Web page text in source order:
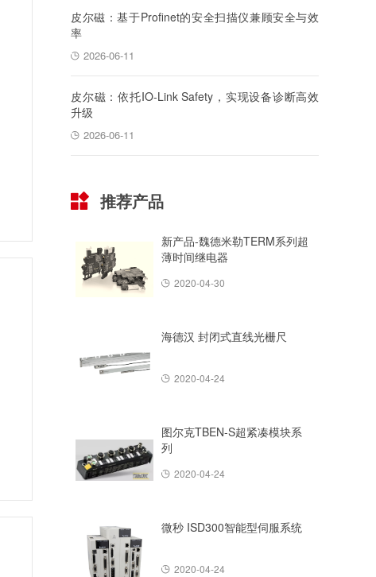
皮尔磁：基于Profinet的安全扫描仪兼顾安全与效
率
2026-06-11
皮尔磁：依托IO-Link Safety，实现设备诊断高效
升级
2026-06-11
推荐产品
新产品-魏德米勒TERM系列超
薄时间继电器
2020-04-30
海德汉 封闭式直线光栅尺
2020-04-24
图尔克TBEN-S超紧凑模块系
列
2020-04-24
微秒 ISD300智能型伺服系统
2020-04-24